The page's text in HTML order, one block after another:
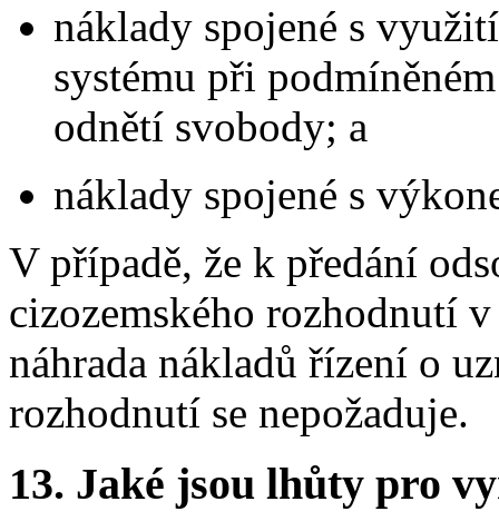
náklady spojené s
systému při
odnětí svobody; a
náklady spojené s
V případě, že k předání
cizozemského rozhodnutí
náhrada nákladů řízení o
rozhodnutí se nepožaduje.
13. Jaké jsou lhůty pro